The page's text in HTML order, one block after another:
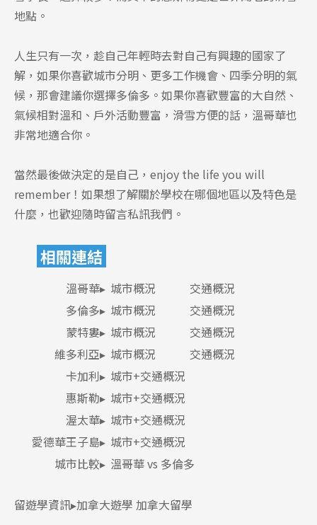
Latest News 最新消息
Promotion 最新優惠
Program 課程選擇
知識庫
地點。
人生只有一次，趁自己年輕時去對自己有興趣的國家了
解，如果你喜歡城市分明、更多工作機會、四季分明的氣
候，那會建議你選擇多倫多。如果你喜歡豐富的大自然、
氣候相對溫和、戶外活動豐富，滑雪方便的話，溫哥華也
非常地適合你。
當然最後做決定的是自己，enjoy the life you will
remember！如果想了解關於學校在哪個地區以及特色是
什麼，也歡迎隨時留言私訊我們。
相關連結
溫哥華▸ 城市概況
交通概況
多倫多▸ 城市概況
交通概況
蒙特婁▸ 城市概況
交通概況
維多利亞▸ 城市概況
交通概況
卡加利▸ 城市+交通概況
惠斯勒▸ 城市+交通概況
渥太華▸ 城市+交通概況
愛德華王子島▸ 城市+交通概況
城市比較▸ 溫哥華 vs 多倫多
留遊學資訊▸加拿大遊學 加拿大留學